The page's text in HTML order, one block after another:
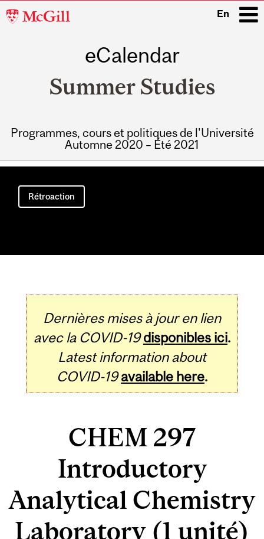
McGill
En
eCalendar
Summer Studies
Programmes, cours et politiques de l'Université
Automne 2020 – Été 2021
Main
navigation
Rétroaction
Dernières mises à jour en lien
avec la COVID-19 disponibles ici.
Latest information about
COVID-19 available here.
CHEM 297
Introductory
Analytical Chemistry
Laboratory (1 unité)